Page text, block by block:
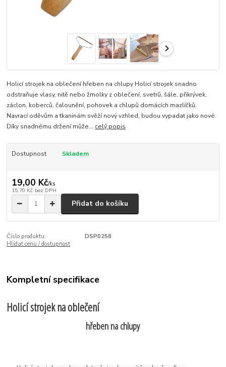
Holicí strojek na oblečení hřeben na chlupy Holicí strojek snadno
odstraňuje vlasy, nitě nebo žmolky z oblečení, svetrů, šále, přikrývek,
záclon, koberců, čalounění, pohovek a chlupů domácích mazlíčků.
Navrací oděvům a tkaninám svěží nový vzhled, budou vypadat jako nové.
Díky snadnému držení může... celý popis
Dostupnost Skladem
19,00 Kč/ks
15,70 Kč bez DPH
Přidat do košíku
Číslo produktu:
DSP0258
Hlídat cenu / dostupnost
Kompletní specifikace
Holicí strojek na oblečení
hřeben na chlupy